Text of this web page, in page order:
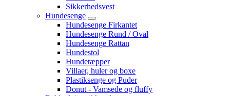
Sikkerhedsvest
Hundesenge
Hundesenge Firkantet
Hundesenge Rund / Oval
Hundesenge Rattan
Hundestol
Hundetæpper
Villaer, huler og boxe
Plastiksenge og Puder
Donut - Vamsede og fluffy